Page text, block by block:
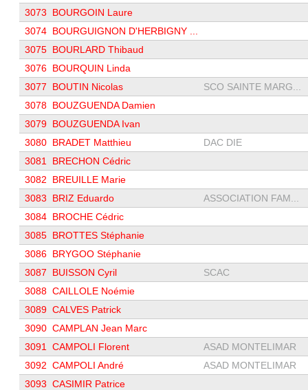
3073
BOURGOIN Laure
3074 BOURGUIGNON D'HERBIGNY ...
3075 BOURLARD Thibaud
3076 BOURQUIN Linda
3077
BOUTIN Nicolas
SCO SAINTE MARG...
3078 BOUZGUENDA Damien
3079 BOUZGUENDA Ivan
3080 BRADET Matthieu
DAC DIE
3081
BRECHON Cédric
3082
BREUILLE Marie
3083
BRIZ Eduardo
ASSOCIATION FAM...
3084 BROCHE Cédric
3085 BROTTES Stéphanie
3086 BRYGOO Stéphanie
3087
BUISSON Cyril
SCAC
3088 CAILLOLE Noémie
3089 CALVES Patrick
3090 CAMPLAN Jean Marc
3091
CAMPOLI Florent
ASAD MONTELIMAR
3092 CAMPOLI André
ASAD MONTELIMAR
3093 CASIMIR Patrice